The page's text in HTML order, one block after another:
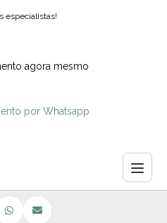
especialistas!
agora mesmo
por Whatsapp